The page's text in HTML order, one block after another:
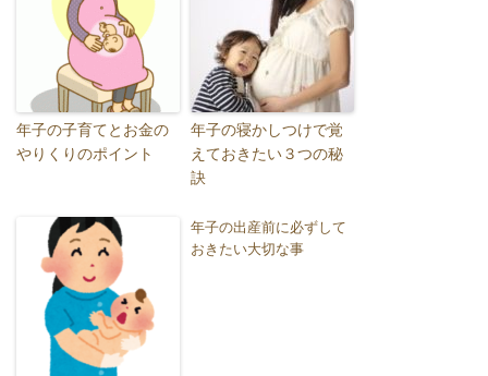
年子の子育てとお金の
やりくりのポイント
年子の寝かしつけで覚
えておきたい３つの秘
訣
年子の出産前に必ずして
おきたい大切な事